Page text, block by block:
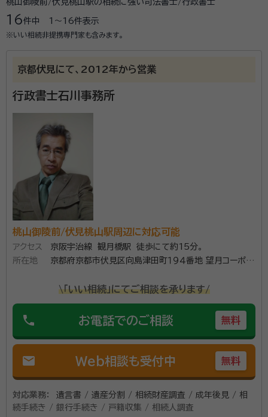
上鳥羽口駅 竹田駅 伏見駅
近鉄宮津駅 木津川台駅
新大宮駅 近鉄奈良駅
桃山御陵前/伏見桃山駅の相続に強い司法書士/行政書士
16件中 1〜16件表示
※いい相続非提携専門家も含みます。
京都伏見にて、2012年から営業
行政書士石川事務所
桃山御陵前/伏見桃山駅周辺に対応可能
アクセス
京阪宇治線 観月橋駅 徒歩にて約15分。
所在地
京都府京都市伏見区向島津田町１９４番地 望月コーポ２
\「いい相続」にてご相談を承ります/
phone お電話でのご相談 無料
mail Web相談も受付中 無料
対応業務：
遺言書 / 遺産分割 / 相続財産調査 / 成年後見 / 相
続手続き / 銀行手続き / 戸籍収集 / 相続人調査